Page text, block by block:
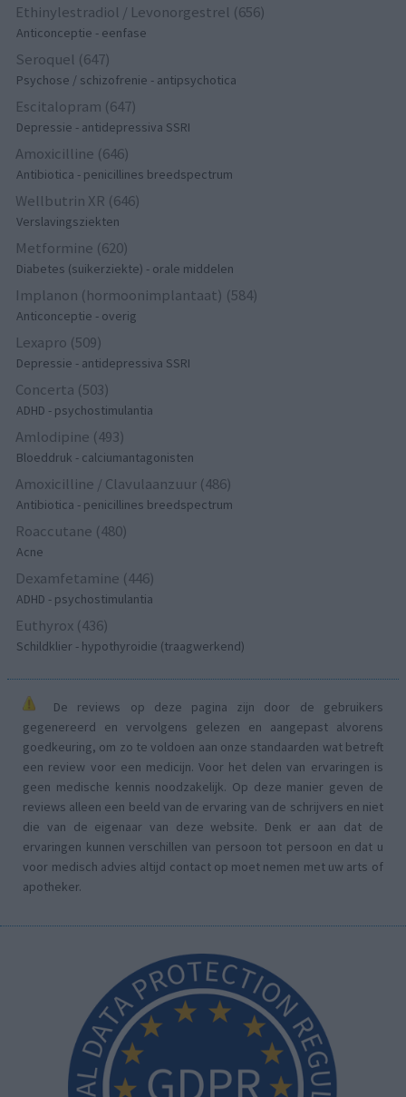
Ethinylestradiol / Levonorgestrel (656)
Anticonceptie - eenfase
Seroquel (647)
Psychose / schizofrenie - antipsychotica
Escitalopram (647)
Depressie - antidepressiva SSRI
Amoxicilline (646)
Antibiotica - penicillines breedspectrum
Wellbutrin XR (646)
Verslavingsziekten
Metformine (620)
Diabetes (suikerziekte) - orale middelen
Implanon (hormoonimplantaat) (584)
Anticonceptie - overig
Lexapro (509)
Depressie - antidepressiva SSRI
Concerta (503)
ADHD - psychostimulantia
Amlodipine (493)
Bloeddruk - calciumantagonisten
Amoxicilline / Clavulaanzuur (486)
Antibiotica - penicillines breedspectrum
Roaccutane (480)
Acne
Dexamfetamine (446)
ADHD - psychostimulantia
Euthyrox (436)
Schildklier - hypothyroidie (traagwerkend)
De reviews op deze pagina zijn door de gebruikers
gegenereerd en vervolgens gelezen en aangepast alvorens
goedkeuring, om zo te voldoen aan onze standaarden wat betreft
een review voor een medicijn. Voor het delen van ervaringen is
geen medische kennis noodzakelijk. Op deze manier geven de
reviews alleen een beeld van de ervaring van de schrijvers en niet
die van de eigenaar van deze website. Denk er aan dat de
ervaringen kunnen verschillen van persoon tot persoon en dat u
voor medisch advies altijd contact op moet nemen met uw arts of
apotheker.